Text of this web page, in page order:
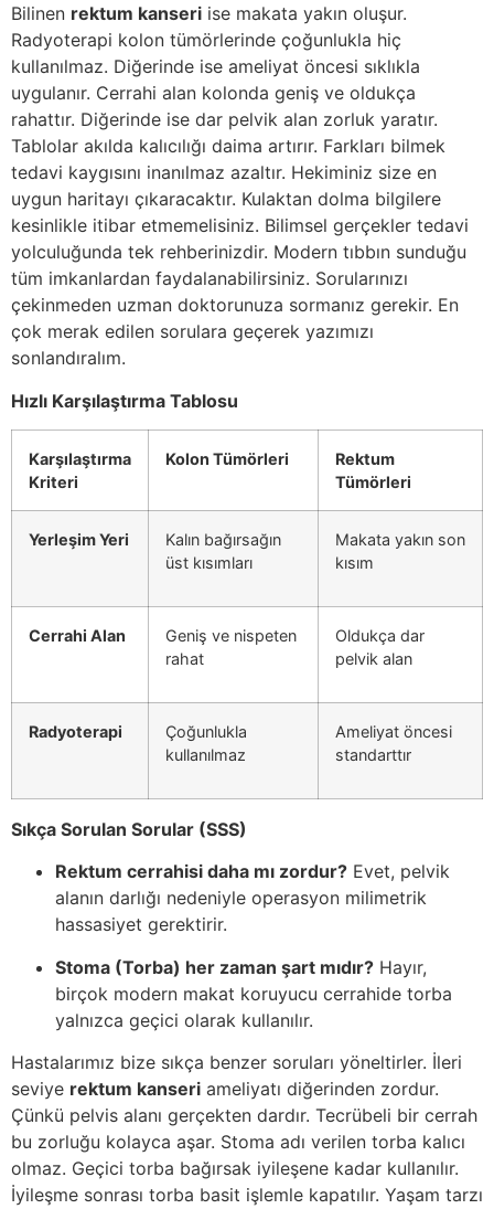
Bilinen rektum kanseri ise makata yakın oluşur.
Radyoterapi kolon tümörlerinde çoğunlukla hiç
kullanılmaz. Diğerinde ise ameliyat öncesi sıklıkla
uygulanır. Cerrahi alan kolonda geniş ve oldukça
rahattır. Diğerinde ise dar pelvik alan zorluk yaratır.
Tablolar akılda kalıcılığı daima artırır. Farkları bilmek
tedavi kaygısını inanılmaz azaltır. Hekiminiz size en
uygun haritayı çıkaracaktır. Kulaktan dolma bilgilere
kesinlikle itibar etmemelisiniz. Bilimsel gerçekler tedavi
yolculuğunda tek rehberinizdir. Modern tıbbın sunduğu
tüm imkanlardan faydalanabilirsiniz. Sorularınızı
çekinmeden uzman doktorunuza sormanız gerekir. En
çok merak edilen sorulara geçerek yazımızı
sonlandıralım.
Hızlı Karşılaştırma Tablosu
Karşılaştırma
Kriteri
Kolon Tümörleri
Rektum
Tümörleri
Yerleşim Yeri
Kalın bağırsağın
üst kısımları
Makata yakın son
kısım
Cerrahi Alan
Geniş ve nispeten
rahat
Oldukça dar
pelvik alan
Radyoterapi
Çoğunlukla
kullanılmaz
Ameliyat öncesi
standarttır
Sıkça Sorulan Sorular (SSS)
Rektum cerrahisi daha mı zordur? Evet, pelvik
alanın darlığı nedeniyle operasyon milimetrik
hassasiyet gerektirir.
Stoma (Torba) her zaman şart mıdır? Hayır,
birçok modern makat koruyucu cerrahide torba
yalnızca geçici olarak kullanılır.
Hastalarımız bize sıkça benzer soruları yöneltirler. İleri
seviye rektum kanseri ameliyatı diğerinden zordur.
Çünkü pelvis alanı gerçekten dardır. Tecrübeli bir cerrah
bu zorluğu kolayca aşar. Stoma adı verilen torba kalıcı
olmaz. Geçici torba bağırsak iyileşene kadar kullanılır.
İyileşme sonrası torba basit işlemle kapatılır. Yaşam tarzı